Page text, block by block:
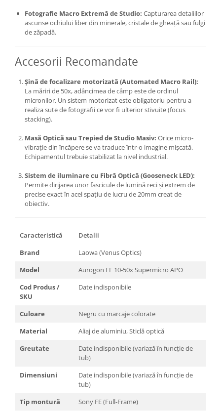
Blitz-uri mobile, cu acumulatori
Softbox-uri
Lampi lumina continua
Stative/boom-uri pentru lumini
Cleme blitz fasung lumina, spigoti
Fundaluri
Blende
Umbrele
Corturi si mese pt. fotografia de
produs
Declansatoare Radio si Infrarosu
Becuri si lampa blitz studio
trecere
Calibrare expunere
Imprimante si Consumabile
Cartuse si cerneluri
Imprimante
Scannere Documente
Hartie foto
Filme foto si scanere film
Materiale foto alb-negru
Aparate foto unica folosinta
Filme instant FUJI INSTAX
Fotografie Macro Extremă de Studio: Capturarea detaliilor
ascunse ochiului liber din minerale, cristale de gheață sau fulgi
de zăpadă.
Accesorii Recomandate
Șină de focalizare motorizată (Automated Macro Rail):
La măriri de 50x, adâncimea de câmp este de ordinul
micronilor. Un sistem motorizat este obligatoriu pentru a
realiza sute de fotografii ce vor fi ulterior stivuite (focus
stacking).
Masă Optică sau Trepied de Studio Masiv: Orice micro-
vibrație din încăpere se va traduce într-o imagine mișcată.
Echipamentul trebuie stabilizat la nivel industrial.
Sistem de iluminare cu Fibră Optică (Gooseneck LED):
Permite dirijarea unor fascicule de lumină reci și extrem de
precise exact în acel spațiu de lucru de 20mm creat de
obiectiv.
Caracteristică
Detalii
Brand
Laowa (Venus Optics)
Model
Aurogon FF 10-50x Supermicro APO
Cod Produs /
SKU
Date indisponibile
Culoare
Negru cu marcaje colorate
Material
Aliaj de aluminiu, Sticlă optică
Greutate
Date indisponibile (variază în funcție de
tub)
Dimensiuni
Date indisponibile (variază în funcție de
tub)
Tip montură
Sony FE (Full-Frame)